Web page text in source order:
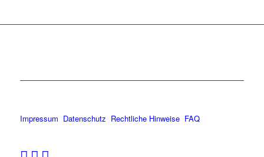
Impressum Datenschutz Rechtliche Hinweise FAQ